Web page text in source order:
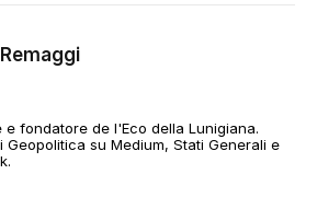
e fondatore de l'Eco della Lunigiana.
Geopolitica su Medium, Stati Generali e